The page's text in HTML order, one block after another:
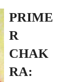
PRIME
R
CHAK
RA: